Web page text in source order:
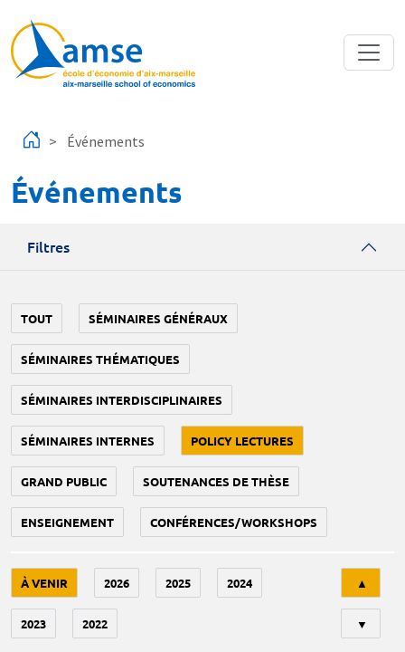
Événements
Événements
Filtres
TOUT SÉMINAIRES GÉNÉRAUX
SÉMINAIRES THÉMATIQUES
SÉMINAIRES INTERDISCIPLINAIRES
SÉMINAIRES INTERNES POLICY LECTURES
GRAND PUBLIC SOUTENANCES DE THÈSE
ENSEIGNEMENT CONFÉRENCES/WORKSHOPS
À VENIR 2026 2025 2024
2023 2022
▲
▼